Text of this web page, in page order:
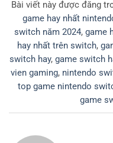
Bài viết này được đăng
game hay nhất
switch năm 2024, game
hay nhất trên switch,
switch hay, game switch
vien gaming, nintendo
top game nintendo
game